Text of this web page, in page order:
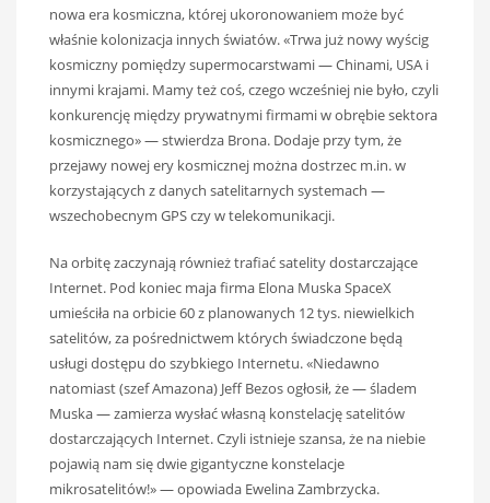
nowa era kosmiczna, której ukoronowaniem może być
właśnie kolonizacja innych światów. «Trwa już nowy wyścig
kosmiczny pomiędzy supermocarstwami — Chinami, USA i
innymi krajami. Mamy też coś, czego wcześniej nie było, czyli
konkurencję między prywatnymi firmami w obrębie sektora
kosmicznego» — stwierdza Brona. Dodaje przy tym, że
przejawy nowej ery kosmicznej można dostrzec m.in. w
korzystających z danych satelitarnych systemach —
wszechobecnym GPS czy w telekomunikacji.
Na orbitę zaczynają również trafiać satelity dostarczające
Internet. Pod koniec maja firma Elona Muska SpaceX
umieściła na orbicie 60 z planowanych 12 tys. niewielkich
satelitów, za pośrednictwem których świadczone będą
usługi dostępu do szybkiego Internetu. «Niedawno
natomiast (szef Amazona) Jeff Bezos ogłosił, że — śladem
Muska — zamierza wysłać własną konstelację satelitów
dostarczających Internet. Czyli istnieje szansa, że na niebie
pojawią nam się dwie gigantyczne konstelacje
mikrosatelitów!» — opowiada Ewelina Zambrzycka.